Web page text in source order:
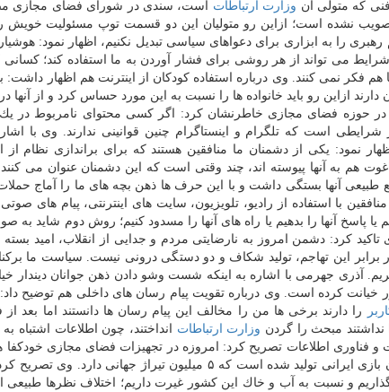
كه متولی آن وزارت ارتباطات است، سندی در شورای فضای مجازی
تصویب نشده است؛ ازاین رو متولیان این دو قسمت توپ مسئولیت خویش
را به ابزاری برای دعواهای سیاسی تبدیل نكنیم، اظهار نمود:
می تواند از هر روشی برای فشار آوردن به ما استفاده كند؛ كسانی
نمی كنند. وی درباره استفاده كودكان از اینترنت هم اظهار داشت:
ازاین رو باید خانواده ها را نسبت به این مورد حساس كرد و از آنها
در حوزه فضای مجازی خاطرنشان كرد: اگر كسی محتوای نامربوط در
است كه تلگرام و اینستاگرام چنین قوانینی ندارند. وی با
نمود: یكی از دشمنان ما منافقین هستند كه برای براندازی نظام از
هم به آنها پیوسته اند، چند وقتی است كه این دشمنان عنوان می
طبیعی آنها بستگی داشت و با این حرف ها ذهن بچه های ما را آماج
با استفاده از رادیو، تلویزیون، سایت های اینترنتی، پیام های
پاسخ آنها را بدهیم یا راه های آنها را مسدود كنیم؛ روش دوم شاید به
كرد: دشمن امروز به نارضایتی مردم و جدایی از انقلاب، امید
برابر این تهاجم، تولید شكاف و دو دستگی درونی نیست. سیاست ما
آذری جهرمی با اشاره به اینكه شست وشو دادن ذهن جوانان دیندار
كرده است. وی درباره تقویت پیام رسان های داخلی هم توضیح
را دارند برخی ها من را مخالف این پیام رسان ها دانستند اما بعد از
نداشتند مبحث را گردن وزارت ارتباطات انداختند، چون اطلاعات اشتباه
فناوری اطلاعات تصریح كرد: امروزه در تجهیزات فضای مجازی خودكفا
نظر كیفیت ارتباطات داخلی خوب عمل كرده ایم؛ ۱۰ میلیون بازی ایرانی تولید شده است كه ۵ میلیون تیراژ جهانی
و نسبت به آب و خاك این كشور غیرت داریم؛ اختلاف نظرها طبیعی